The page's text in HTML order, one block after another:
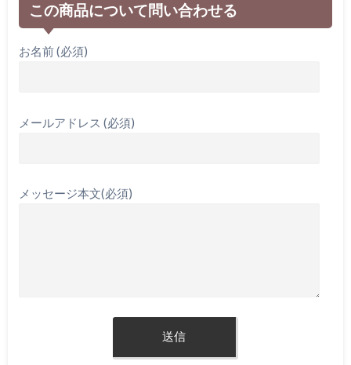
この商品について問い合わせる
お名前 (必須)
メールアドレス (必須)
メッセージ本文(必須)